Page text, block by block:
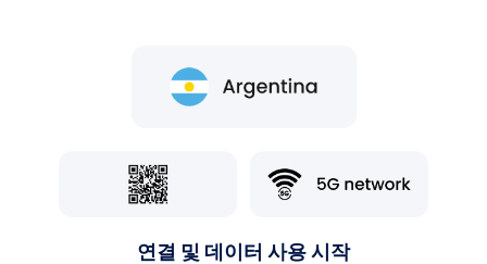
연결 및 데이터 사용 시작